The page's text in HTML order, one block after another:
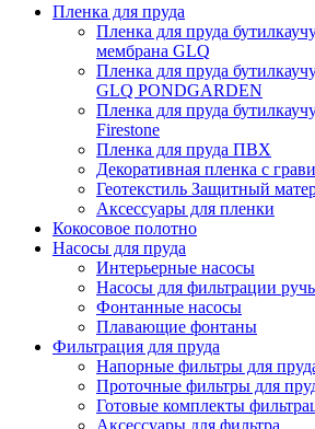
Пленка для пруда
Пленка для пруда
мембрана GLQ
Пленка для пруда
GLQ PONDGARDEN
Пленка для пруда
Firestone
Пленка для пруда ПВХ
Декоративная пленка с
Геотекстиль Защитный
Аксессуары для пленки
Кокосовое полотно
Насосы для пруда
Интерьерные насосы
Насосы для фильтрации
Фонтанные насосы
Плавающие фонтаны
Фильтрация для пруда
Напорные фильтры для
Проточные фильтры для
Готовые комплекты
Аксессуары для фильтра